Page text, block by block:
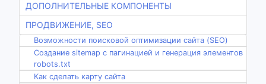
ДОПОЛНИТЕЛЬНЫЕ КОМПОНЕНТЫ
ПРОДВИЖЕНИЕ, SEO
Возможности поисковой оптимизации сайта (SEO)
Создание sitemap с пагинацией и генерация элементов
robots.txt
Как сделать карту сайта